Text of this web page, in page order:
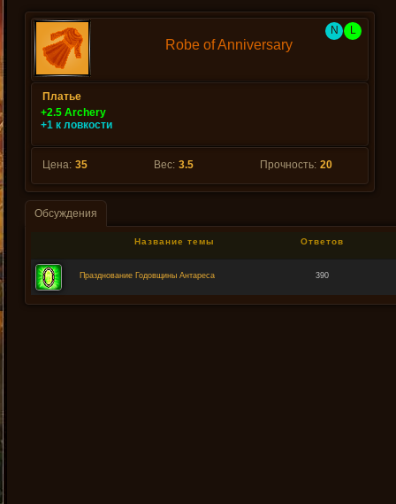
Robe of Anniversary
N L
Платье
+2.5 Archery
+1 к ловкости
Цена: 35 Вес: 3.5 Прочность: 20
Обсуждения
Название темы Ответов
Празднование Годовщины Антареса 390